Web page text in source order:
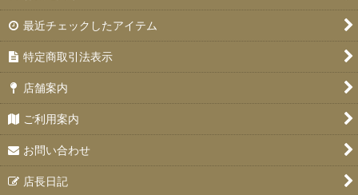
最近チェックしたアイテム
特定商取引法表示
店舗案内
ご利用案内
お問い合わせ
店長日記